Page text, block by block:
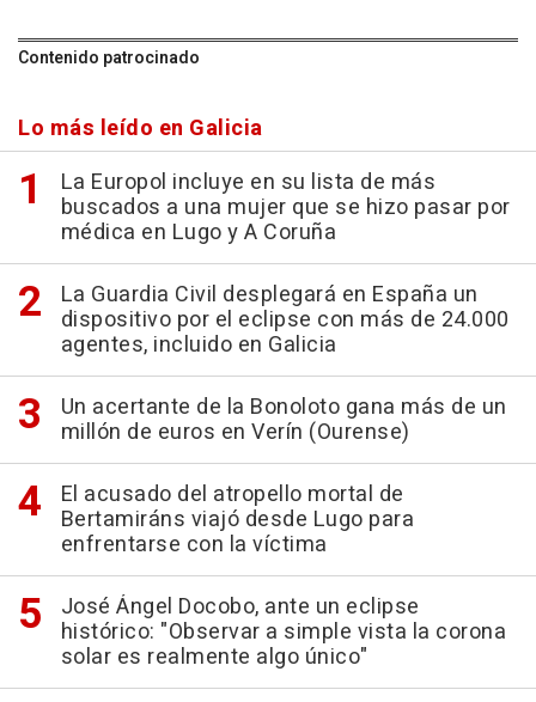
Contenido patrocinado
Lo más leído en Galicia
La Europol incluye en su lista de más
buscados a una mujer que se hizo pasar por
médica en Lugo y A Coruña
La Guardia Civil desplegará en España un
dispositivo por el eclipse con más de 24.000
agentes, incluido en Galicia
Un acertante de la Bonoloto gana más de un
millón de euros en Verín (Ourense)
El acusado del atropello mortal de
Bertamiráns viajó desde Lugo para
enfrentarse con la víctima
José Ángel Docobo, ante un eclipse
histórico: "Observar a simple vista la corona
solar es realmente algo único"